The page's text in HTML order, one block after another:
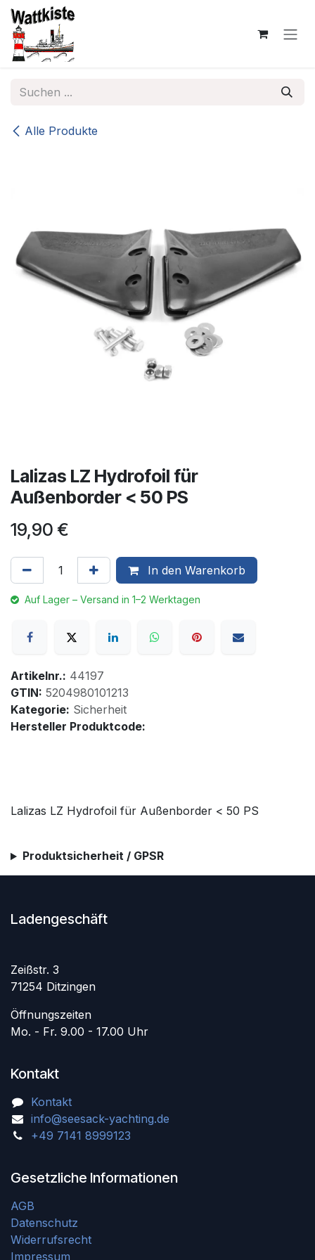
Zum Inhalt springen
Alle Produkte
Lalizas LZ Hydrofoil für
Außenborder < 50 PS
19,90 €
In den Warenkorb
Auf Lager – Versand in 1–2 Werktagen
Artikelnr.: 44197
GTIN: 5204980101213
Kategorie: Sicherheit
Hersteller Produktcode:
Lalizas LZ Hydrofoil für Außenborder < 50 PS
Produktsicherheit / GPSR
Ladengeschäft
Zeißstr. 3
71254 Ditzingen
Öffnungszeiten
Mo. - Fr. 9.00 - 17.00 Uhr
Kontakt
Kontakt
info@seesack-yachting.de
+49 7141 8999123
Gesetzliche Informationen
AGB
Datenschutz
Widerrufsrecht
Impressum